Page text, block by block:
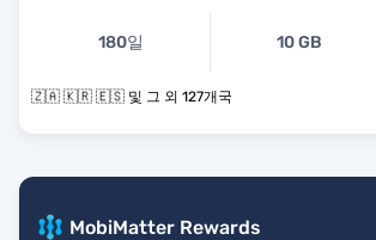
180일 10 GB
🇿🇦 🇰🇷 🇪🇸 및 그 외 127개국
MobiMatter Rewards